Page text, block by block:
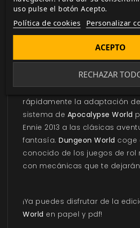
DESCRIPCIÓN
Con está guía de inicio
rápidamente la adaptación
sistema de Apocalypse World
Ennie 2013 a las clásicas
fantasía. Dungeon World coge
conocido de los juegos de rol
con mecánicas que te
¡Ya puedes disfrutar de la
World en papel y pdf!
uso pulse el botón Acepto.
Política de cookies Personalizar
RECHAZAR
ACEPTO